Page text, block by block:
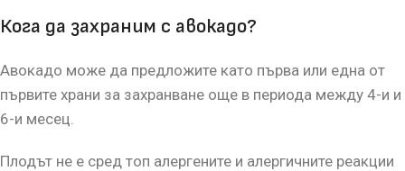
Кога да захраним с авокадо?
Авокадо може да предложите като първа или една от
първите храни за захранване още в периода между 4-и и
6-и месец.
Плодът не е сред топ алергените и алергичните реакции